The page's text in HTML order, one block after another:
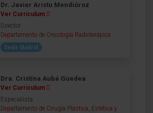
Dr. Javier Aristu Mendióroz
Ver Curriculum
Director
Departamento de Oncología Radioterápica
Sede Madrid
Dra. Cristina Aubá Guedea
Ver Curriculum
Especialista
Departamento de Cirugía Plástica, Estética y